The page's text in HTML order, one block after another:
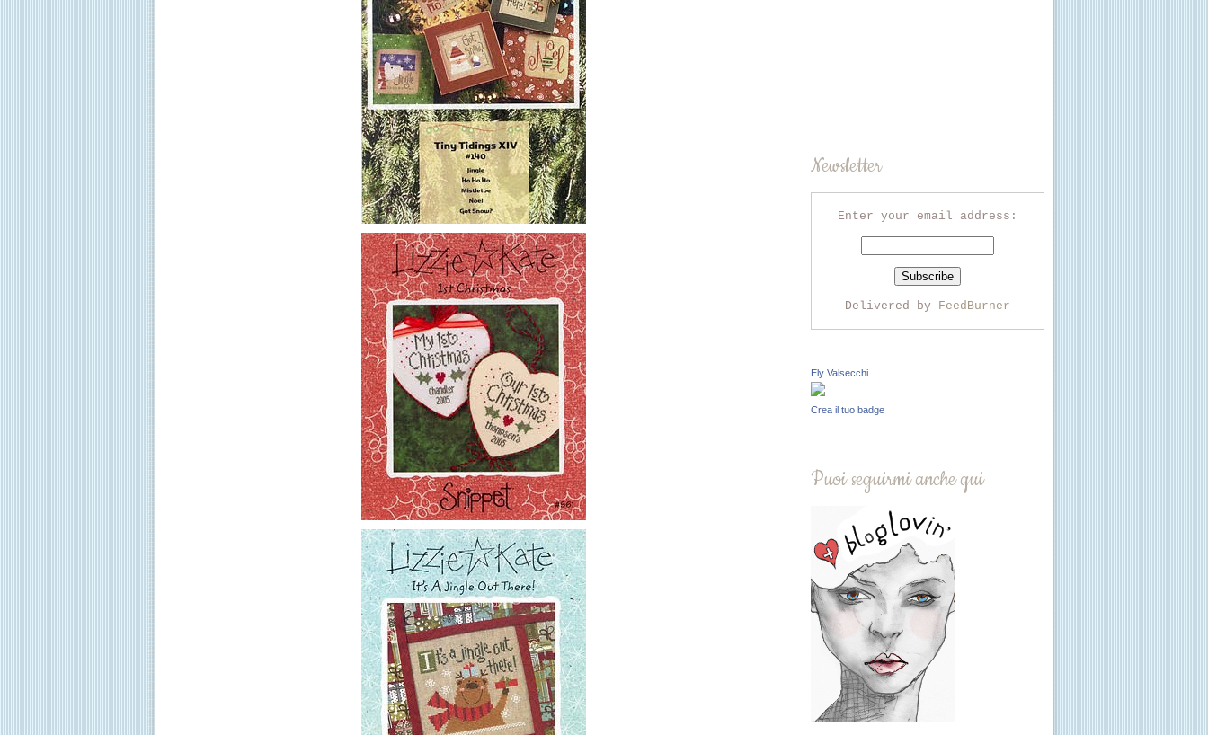
Newsletter
Enter your email address:
Delivered by FeedBurner
Ely Valsecchi
Crea il tuo badge
Puoi seguirmi anche qui